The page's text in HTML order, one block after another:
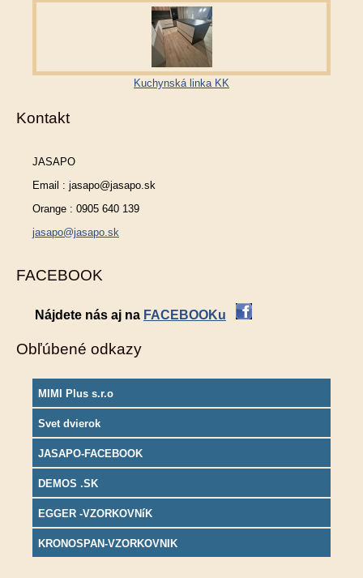
Kuchynská linka KK
Kontakt
JASAPO
Email : jasapo@jasapo.sk
Orange : 0905 640 139
jasapo@jasapo.sk
FACEBOOK
Nájdete nás aj na FACEBOOKu
Obľúbené odkazy
MIMI Plus s.r.o
Svet dvierok
JASAPO-FACEBOOK
DEMOS .SK
EGGER -VZORKOVNíK
KRONOSPAN-VZORKOVNIK